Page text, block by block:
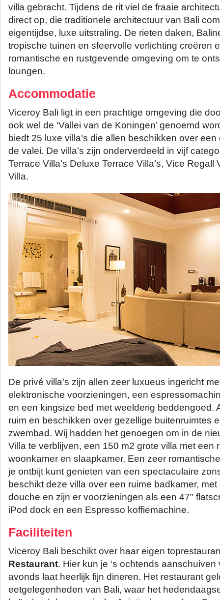
villa gebracht. Tijdens de rit viel de fraaie
direct op, die traditionele architectuur van Bali
eigentijdse, luxe uitstraling. De rieten daken,
tropische tuinen en sfeervolle verlichting creëren
romantische en rustgevende omgeving om te
loungen.
Accommodatie
Viceroy Bali ligt in een prachtige omgeving die
ook wel de ‘Vallei van de Koningen’ genoemd
biedt 25 luxe villa’s die allen beschikken over
de valei. De villa’s zijn onderverdeeld in vijf
Terrace Villa’s Deluxe Terrace Villa’s, Vice Regall
Villa.
De privé villa’s zijn allen zeer luxueus ingericht
elektronische voorzieningen, een
en een kingsize bed met weelderig beddengoed.
ruim en beschikken over gezellige buitenruimtes
zwembad. Wij hadden het genoegen om in de
Villa te verblijven, een 150 m2 grote villa met een
woonkamer en slaapkamer. Een zeer
je ontbijt kunt genieten van een spectaculaire
beschikt deze villa over een ruime badkamer,
douche en zijn er voorzieningen als een 47″
iPod dock en een Espresso koffiemachine.
Faciliteiten
Viceroy Bali beschikt over haar eigen
Restaurant. Hier kun je ‘s ochtends aanschuiven
avonds laat heerlijk fijn dineren. Het restaurant
eetgelegenheden van Bali, waar het